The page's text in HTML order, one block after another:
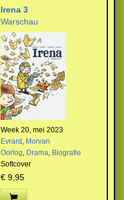
Irena 3
Warschau
Week 20, mei 2023
Evrard , Morvan
Oorlog, Drama, Biografie
Softcover
€ 9,95